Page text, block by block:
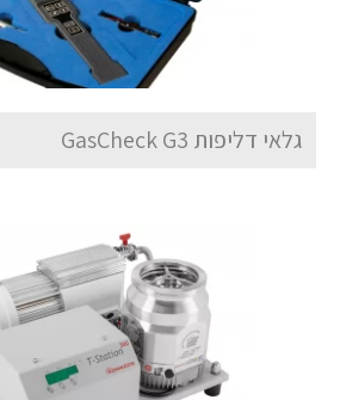
גלאי דליפות GasCheck G3